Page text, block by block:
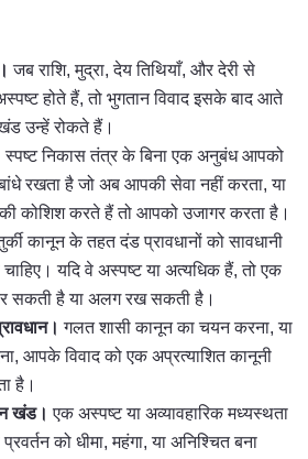
जब राशि, मुद्रा, देय तिथियाँ, और देरी से
होते हैं, तो भुगतान विवाद इसके बाद आते
उन्हें रोकते हैं।
स्पष्ट निकास तंत्र के बिना एक अनुबंध आपको
रखता है जो अब आपकी सेवा नहीं करता, या
कोशिश करते हैं तो आपको उजागर करता है।
कानून के तहत दंड प्रावधानों को सावधानी
चाहिए। यदि वे अस्पष्ट या अत्यधिक हैं, तो एक
सकती है या अलग रख सकती है।
गलत शासी कानून का चयन करना, या
आपके विवाद को एक अप्रत्याशित कानूनी
है।
खंड। एक अस्पष्ट या अव्यावहारिक मध्यस्थता
को धीमा, महंगा, या अनिश्चित बना